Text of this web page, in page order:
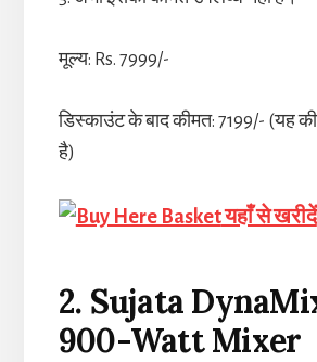
मूल्य: Rs. 7999/-
डिस्काउंट के बाद कीमत: 7199/- (यह
है)
यहाँ से खरीदें
2. Sujata
900-Watt Mixer